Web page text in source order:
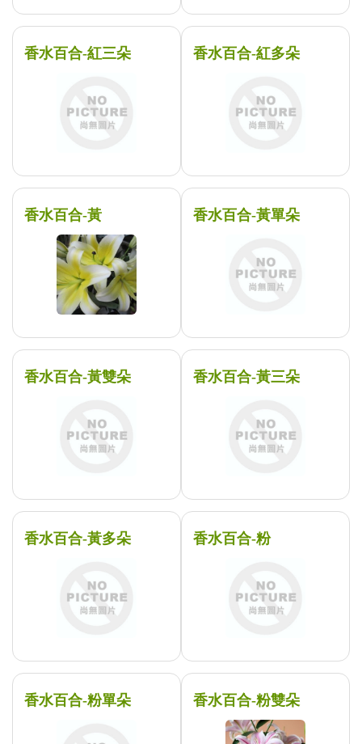
香水百合-紅三朵 香水百合-紅多朵
香水百合-黃 香水百合-黃單朵
香水百合-黃雙朵 香水百合-黃三朵
香水百合-黃多朵 香水百合-粉
香水百合-粉單朵 香水百合-粉雙朵